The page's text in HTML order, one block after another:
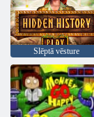
Slēptā vēsture